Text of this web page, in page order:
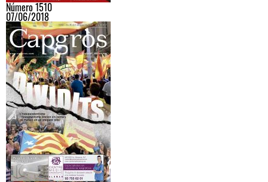
Número 1510
07/06/2018